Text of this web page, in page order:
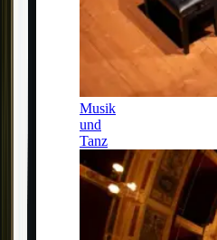
Musik
und
Tanz